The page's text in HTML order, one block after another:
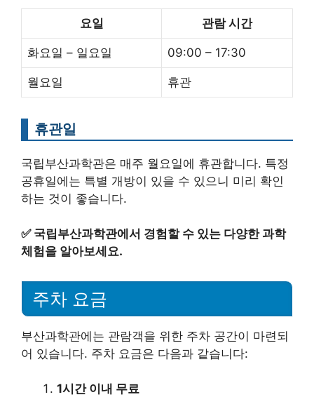
요일 관람 시간
화요일 – 일요일 09:00 – 17:30
월요일 휴관
휴관일
국립부산과학관은 매주 월요일에 휴관합니다. 특정
공휴일에는 특별 개방이 있을 수 있으니 미리 확인
하는 것이 좋습니다.
✅ 국립부산과학관에서 경험할 수 있는 다양한 과학
체험을 알아보세요.
주차 요금
부산과학관에는 관람객을 위한 주차 공간이 마련되
어 있습니다. 주차 요금은 다음과 같습니다:
1시간 이내 무료